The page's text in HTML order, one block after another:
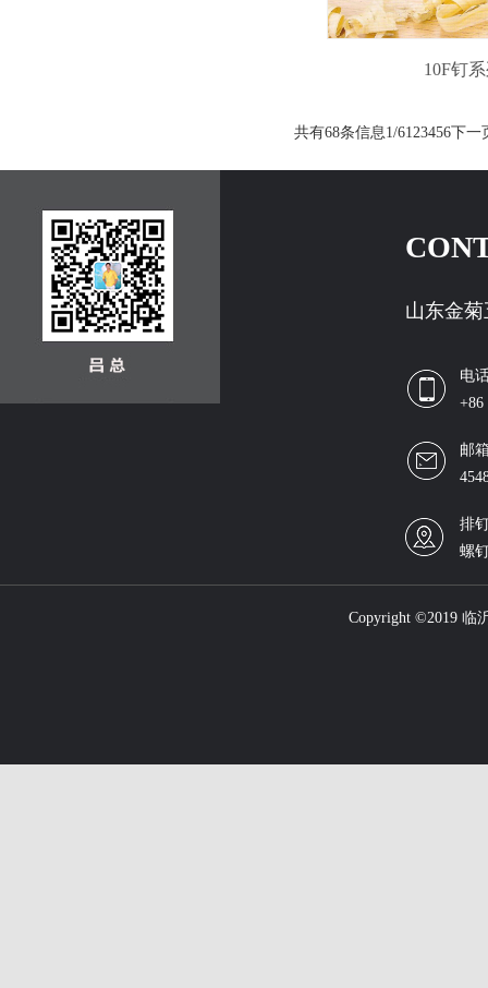
10F钉
共有68条信息1/6123456下一
山东金
电
+86
邮
排
螺
Copyright ©2019 临